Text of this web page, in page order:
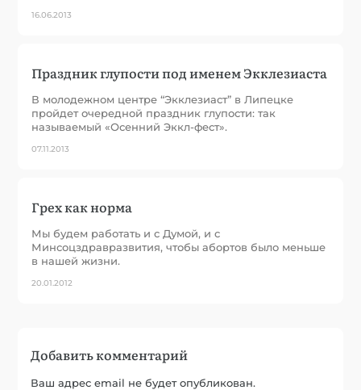
16.06.2013
Праздник глупости под именем Экклезиаста
В молодежном центре “Экклезиаст” в Липецке
пройдет очередной праздник глупости: так
называемый «Осенний Эккл-фест».
07.11.2013
Грех как норма
Мы будем работать и с Думой, и с
Минсоцздравразвития, чтобы абортов было меньше
в нашей жизни.
20.01.2012
Добавить комментарий
Ваш адрес email не будет опубликован.